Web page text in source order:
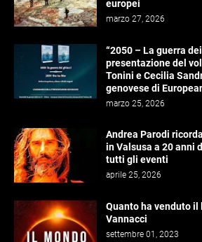
europei
marzo 27, 2026
“2050 – La guerra
presentazione del
Tonini e Cecilia
genovese di
marzo 25, 2026
Andrea Parodi
in Valsusa a 20 anni
tutti gli eventi
aprile 25, 2026
Quanto ha venduto
Vannacci
settembre 01, 2023